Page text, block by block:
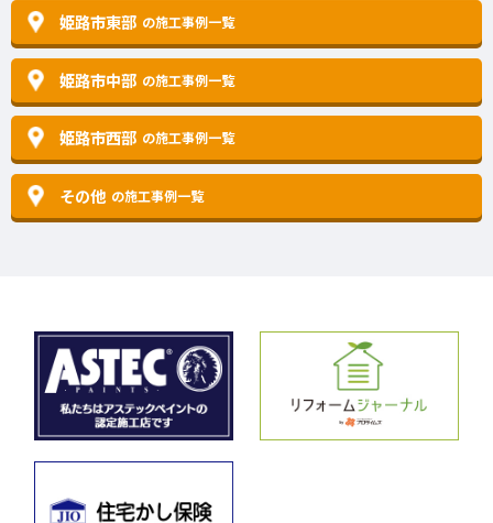
姫路市東部 の施工事例一覧
姫路市中部 の施工事例一覧
姫路市西部 の施工事例一覧
その他 の施工事例一覧